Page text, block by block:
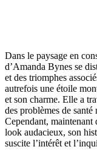
Dans le paysage en
d’Amanda Bynes se
et des triomphes
autrefois une étoile
et son charme. Elle a
des problèmes de
Cependant, maintenant
look audacieux, son
suscite l’intérêt et